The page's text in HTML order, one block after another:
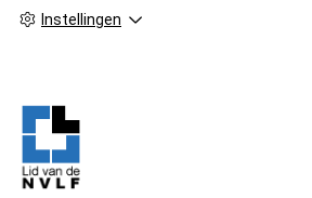
Instellingen